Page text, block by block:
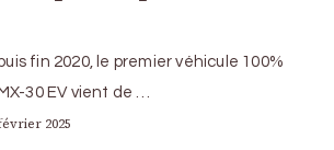
fin 2020, le premier véhicule 100%
30 EV vient de …
2025